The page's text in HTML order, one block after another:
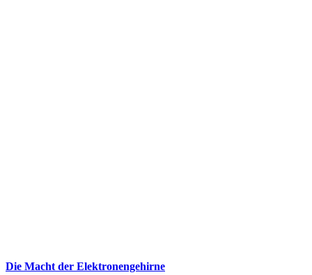
Die Macht der Elektronengehirne